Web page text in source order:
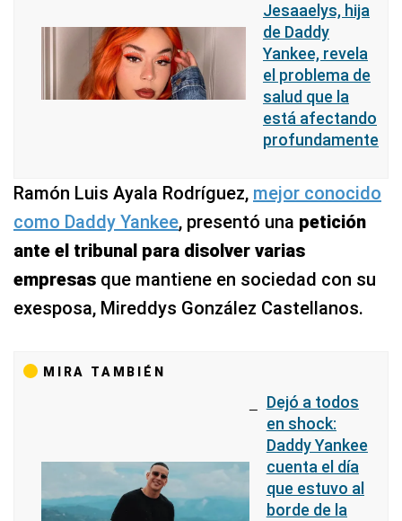
Jesaaelys, hija
de Daddy
Yankee, revela
el problema de
salud que la
está afectando
profundamente
Ramón Luis Ayala Rodríguez, mejor conocido
como Daddy Yankee, presentó una petición
ante el tribunal para disolver varias
empresas que mantiene en sociedad con su
exesposa, Mireddys González Castellanos.
MIRA TAMBIÉN
Dejó a todos
en shock:
Daddy Yankee
cuenta el día
que estuvo al
borde de la